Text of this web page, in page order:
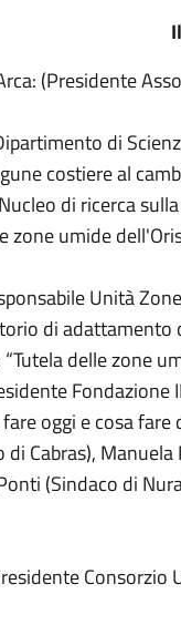
(Presidente
di
costiere al
di ricerca
zone umide
Unità
di adattamento
delle zone
Fondazione
oggi e cosa fare
di Cabras),
(Sindaco di
Consorzio